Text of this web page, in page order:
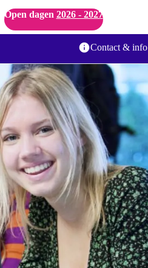
Open dagen 2026 - 2027
Contact & info